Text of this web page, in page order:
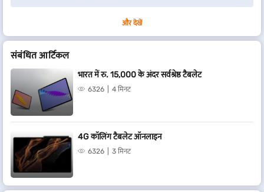
और देखें
संबंधित आर्टिकल
भारत में रु. 15,000 के अंदर सर्वश्रेष्ठ टैबलेट
6326 4 मिनट
4G कॉलिंग टैबलेट ऑनलाइन
6326 3 मिनट